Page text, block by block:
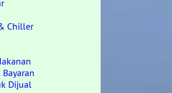
Chiller
Dijual